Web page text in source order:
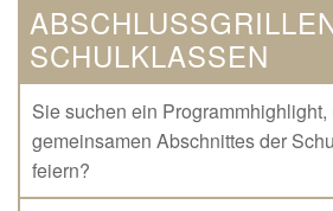
SCHULKLASSEN
Sie suchen ein
gemeinsamen Abschnittes der
feiern?